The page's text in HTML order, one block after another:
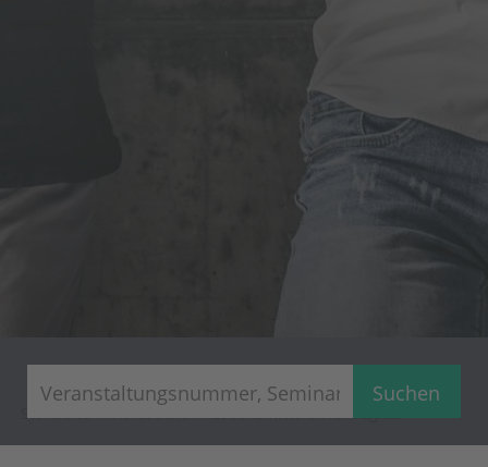
Suchen
Startseite Kurssuche Lebensmittelunverträglichkeiten